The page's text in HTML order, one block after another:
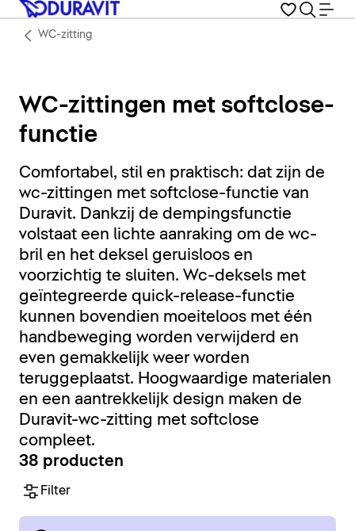
WC-zitting
WC-zittingen met softclose-
functie
Comfortabel, stil en praktisch: dat zijn de
wc-zittingen met softclose-functie van
Duravit. Dankzij de dempingsfunctie
volstaat een lichte aanraking om de wc-
bril en het deksel geruisloos en
voorzichtig te sluiten. Wc-deksels met
geïntegreerde quick-release-functie
kunnen bovendien moeiteloos met één
handbeweging worden verwijderd en
even gemakkelijk weer worden
teruggeplaatst. Hoogwaardige materialen
en een aantrekkelijk design maken de
Duravit-wc-zitting met softclose
compleet.
38 producten
Filter